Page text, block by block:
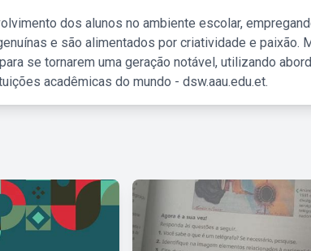
dos alunos no ambiente escolar,
e são alimentados por criatividade e paixão.
se tornarem uma geração notável, utilizando
acadêmicas do mundo - dsw.aau.edu.et.